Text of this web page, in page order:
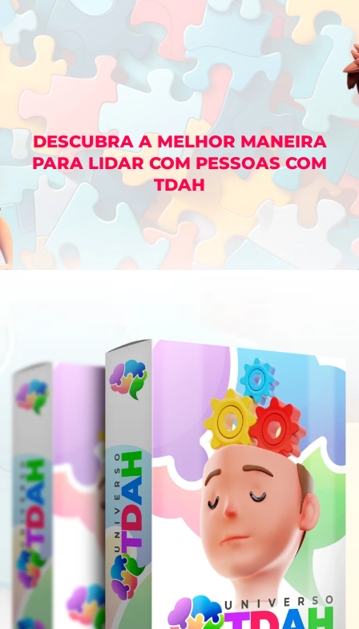
DESCUBRA A MELHOR MANEIRA
PARA LIDAR COM PESSOAS COM
TDAH